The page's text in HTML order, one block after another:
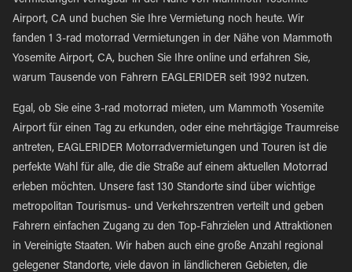
Airport, CA und buchen Sie Ihre Vermietung noch heute. Wir
fanden 1 3-rad motorrad Vermietungen in der Nähe von Mammoth
Yosemite Airport, CA, buchen Sie Ihre online und erfahren Sie,
warum Tausende von Fahrern EAGLERIDER seit 1992 nutzen.
Egal, ob Sie eine 3-rad motorrad mieten, um Mammoth Yosemite
Airport für einen Tag zu erkunden, oder eine mehrtägige Traumreise
antreten, EAGLERIDER Motorradvermietungen und Touren ist die
perfekte Wahl für alle, die die Straße auf einem aktuellen Motorrad
erleben möchten. Unsere fast 130 Standorte sind über wichtige
metropolitan Tourismus- und Verkehrszentren verteilt und geben
Fahrern einfachen Zugang zu den Top-Fahrzielen und Attraktionen
in Vereinigte Staaten. Wir haben auch eine große Anzahl regional
gelegener Standorte, viele davon in ländlicheren Gebieten, die